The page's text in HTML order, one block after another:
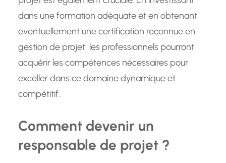
dans une formation adéquate et en obtenant
éventuellement une certification reconnue en
gestion de projet, les professionnels pourront
acquérir les compétences nécessaires pour
exceller dans ce domaine dynamique et
compétitif.
Comment devenir un
responsable de projet ?